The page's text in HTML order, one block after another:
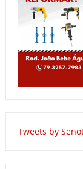
Tweets by